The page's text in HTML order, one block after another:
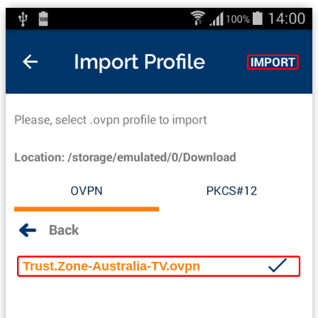
Trust.Zone-Australia-TV.ovpn